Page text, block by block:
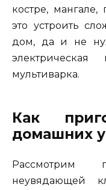
костре,
это устроить
дом, да и не
мультиварка.
Как
домашних
Рассмотрим
неувядающей